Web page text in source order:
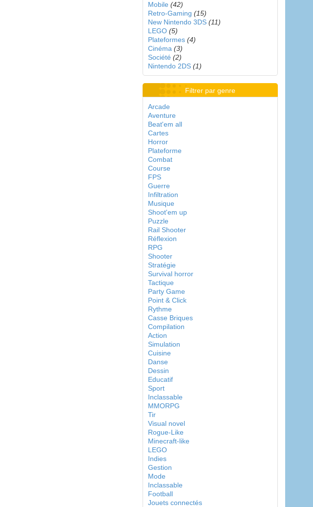
Mobile (42)
Retro-Gaming (15)
New Nintendo 3DS (11)
LEGO (5)
Plateformes (4)
Cinéma (3)
Société (2)
Nintendo 2DS (1)
Filtrer par genre
Arcade
Aventure
Beat'em all
Cartes
Horror
Plateforme
Combat
Course
FPS
Guerre
Infiltration
Musique
Shoot'em up
Puzzle
Rail Shooter
Réflexion
RPG
Shooter
Stratégie
Survival horror
Tactique
Party Game
Point & Click
Rythme
Casse Briques
Compilation
Action
Simulation
Cuisine
Danse
Dessin
Educatif
Sport
Inclassable
MMORPG
Tir
Visual novel
Rogue-Like
Minecraft-like
LEGO
Indies
Gestion
Mode
Inclassable
Football
Jouets connectés